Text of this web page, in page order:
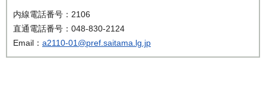
内線電話番号：2106
直通電話番号：048-830-2124
Email： a2110-01@pref.saitama.lg.jp